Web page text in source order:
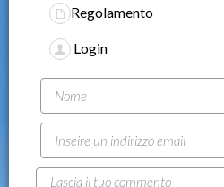
Regolamento
Login